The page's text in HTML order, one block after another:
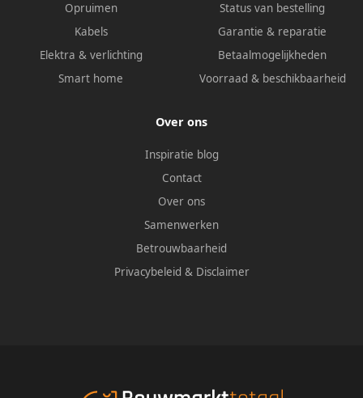
Opruimen
Kabels
Elektra & verlichting
Smart home
Status van bestelling
Garantie & reparatie
Betaalmogelijkheden
Voorraad & beschikbaarheid
Over ons
Inspiratie blog
Contact
Over ons
Samenwerken
Betrouwbaarheid
Privacybeleid & Disclaimer